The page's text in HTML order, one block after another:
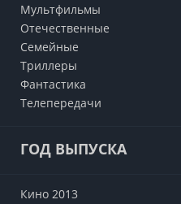
Мультфильмы
Отечественные
Семейные
Триллеры
Фантастика
Телепередачи
ГОД ВЫПУСКА
Кино 2013